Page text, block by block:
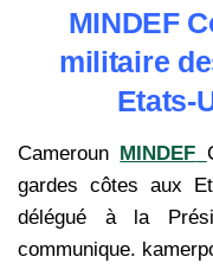
MINDEF
militaire
Etats-
Cameroun MINDEF
gardes côtes aux
délégué à la
communique.